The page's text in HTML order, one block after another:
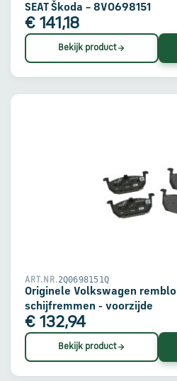
SEAT Škoda – 8V0698151
€ 141,18
Bekijk product
ART.NR.2Q0698151Q
Originele Volkswagen
schijfremmen - voorzijde
€ 132,94
Bekijk product